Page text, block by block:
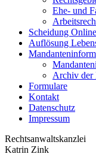
Ehe- und
Scheidung
Auflösung
Archiv der
Formulare
Kontakt
Datenschutz
Impressum
Rechtsanwaltskanzlei
Katrin Zink